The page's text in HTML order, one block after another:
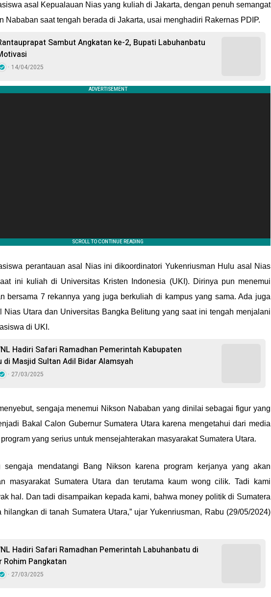
asal Kepualauan Nias yang kuliah di Jakarta, dengan penuh semangat
Nababan saat tengah berada di Jakarta, usai menghadiri Rakernas PDIP.
Sambut Angkatan ke-2, Bupati Labuhanbatu
14/04/2025
perantauan asal Nias ini dikoordinatori Yukenriusman Hulu asal Nias
ini kuliah di Universitas Kristen Indonesia (UKI). Dirinya pun menemui
bersama 7 rekannya yang juga berkuliah di kampus yang sama. Ada juga
Nias Utara dan Universitas Bangka Belitung yang saat ini tengah menjalani
di UKI.
Hadiri Safari Ramadhan Pemerintah Kabupaten
di Masjid Sultan Adil Bidar Alamsyah
27/03/2025
sengaja menemui Nikson Nababan yang dinilai sebagai figur yang
Bakal Calon Gubernur Sumatera Utara karena mengetahui dari media
yang serius untuk mensejahterakan masyarakat Sumatera Utara.
sengaja mendatangi Bang Nikson karena program kerjanya yang akan
masyarakat Sumatera Utara dan terutama kaum wong cilik. Tadi kami
hal. Dan tadi disampaikan kepada kami, bahwa money politik di Sumatera
hilangkan di tanah Sumatera Utara,” ujar Yukenriusman, Rabu (29/05/2024)
Hadiri Safari Ramadhan Pemerintah Labuhanbatu di
Rohim Pangkatan
27/03/2025